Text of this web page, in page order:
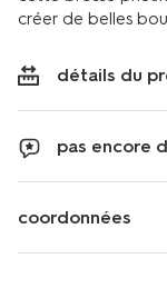
créer de belles
détails du
pas encore
coordonnées